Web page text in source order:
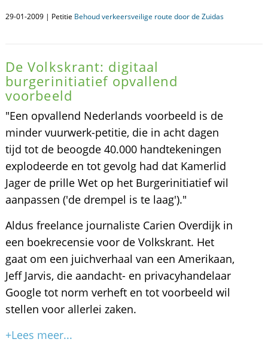
29-01-2009 | Petitie Behoud verkeersveilige route door de Zuidas
De Volkskrant: digitaal
burgerinitiatief opvallend
voorbeeld
"Een opvallend Nederlands voorbeeld is de
minder vuurwerk-petitie, die in acht dagen
tijd tot de beoogde 40.000 handtekeningen
explodeerde en tot gevolg had dat Kamerlid
Jager de prille Wet op het Burgerinitiatief wil
aanpassen ('de drempel is te laag')."
Aldus freelance journaliste Carien Overdijk in
een boekrecensie voor de Volkskrant. Het
gaat om een juichverhaal van een Amerikaan,
Jeff Jarvis, die aandacht- en privacyhandelaar
Google tot norm verheft en tot voorbeeld wil
stellen voor allerlei zaken.
+Lees meer...